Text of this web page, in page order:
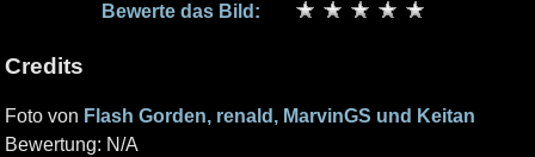
Bewerte das Bild:
Credits
Foto von Flash Gorden, renald, MarvinGS und Keitan
Bewertung: N/A